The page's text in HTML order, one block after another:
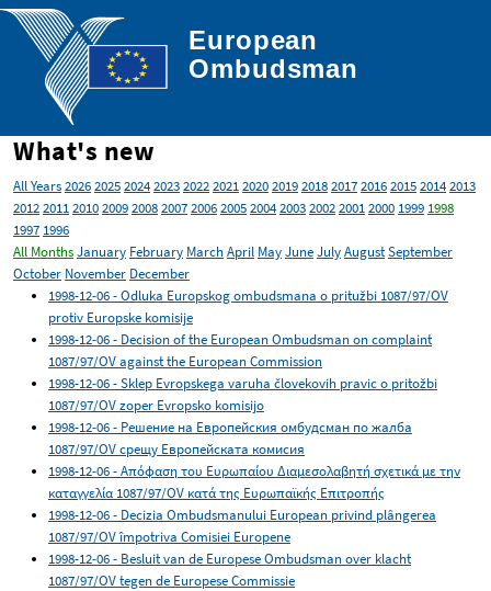
European
Ombudsman
What's new
All Years20262025202420232022202120202019201820172016201520142013
2012201120102009200820072006200520042003200220012000 1999 1998
1997 1996
All MonthsJanuary February MarchApril MayJuneJulyAugustSeptember
October November December
1998-12-06 - Odluka Europskog ombudsmana o pritužbi 1087/97/OV
protiv Europske komisije
1998-12-06 - Decision of the European Ombudsman on complaint
1087/97/OV against the European Commission
1998-12-06 - Sklep Evropskega varuha človekovih pravic o pritožbi
1087/97/OV zoper Evropsko komisijo
1998-12-06 - Решение на Европейския омбудсман по жалба
1087/97/OV срещу Европейската комисия
1998-12-06 - Απόφαση του Ευρωπαίου Διαμεσολαβητή σχετικά με την
καταγγελία 1087/97/OV κατά της Ευρωπαϊκής Επιτροπής
1998-12-06 - Decizia Ombudsmanului European privind plângerea
1087/97/OV împotriva Comisiei Europene
1998-12-06 - Besluit van de Europese Ombudsman over klacht
1087/97/OV tegen de Europese Commissie